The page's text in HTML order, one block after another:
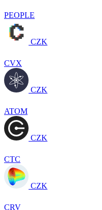
PEOPLE
CZK
CVX
CZK
ATOM
CZK
CTC
CZK
CRV